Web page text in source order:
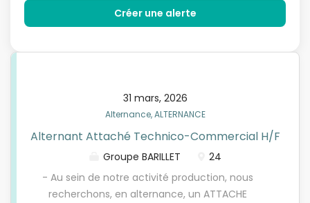
31 mars, 2026
Alternance, ALTERNANCE
Alternant Attaché Technico-Commercial H/F
Groupe BARILLET
24
- Au sein de notre activité production, nous
recherchons, en alternance, un ATTACHE